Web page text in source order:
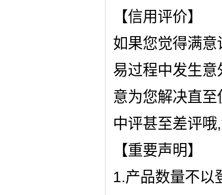
【信用评价】
如果您觉得满
易过程中发生
意为您解决直
中评甚至差评
【重要声明】
1.产品数量不以